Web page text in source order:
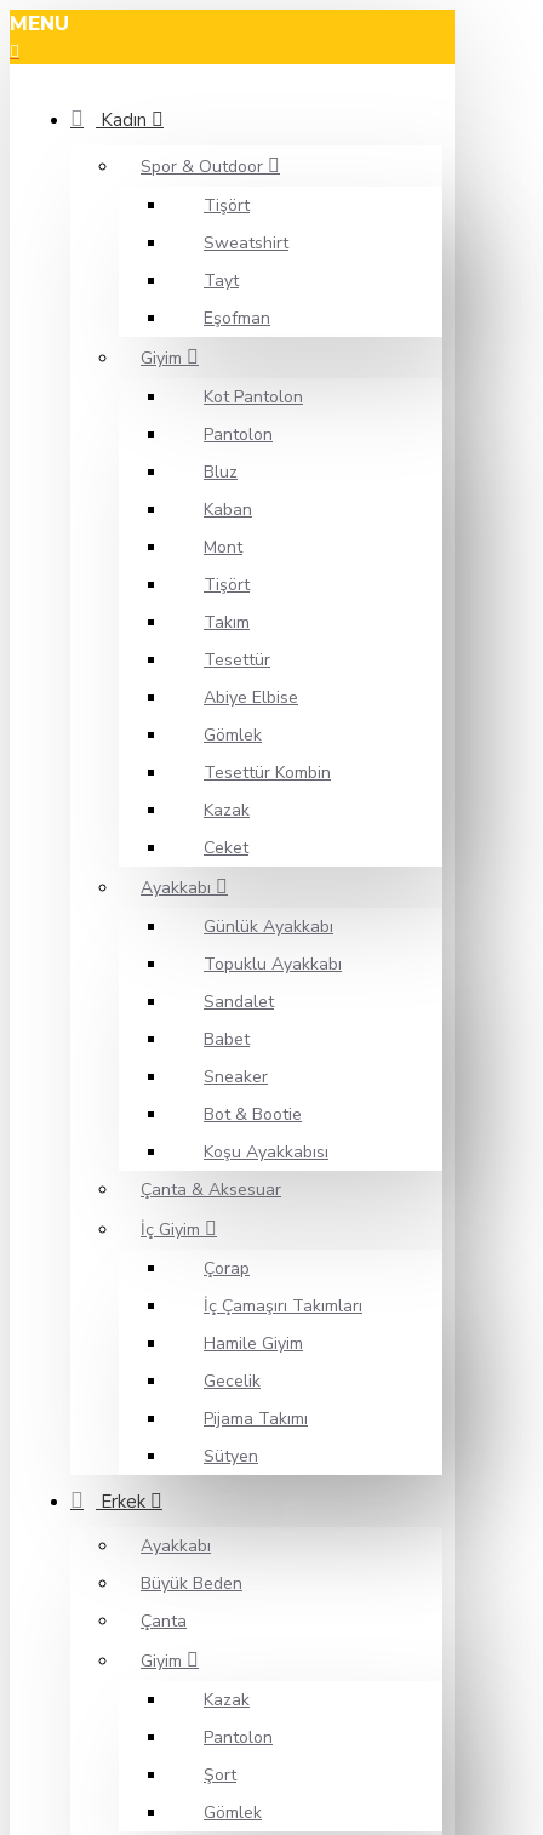
MENU
Kadın
Spor & Outdoor
Tişört
Sweatshirt
Tayt
Eşofman
Giyim
Kot Pantolon
Pantolon
Bluz
Kaban
Mont
Tişört
Takım
Tesettür
Abiye Elbise
Gömlek
Tesettür Kombin
Kazak
Ceket
Ayakkabı
Günlük Ayakkabı
Topuklu Ayakkabı
Sandalet
Babet
Sneaker
Bot & Bootie
Koşu Ayakkabısı
Çanta & Aksesuar
İç Giyim
Çorap
İç Çamaşırı Takımları
Hamile Giyim
Gecelik
Pijama Takımı
Sütyen
Erkek
Ayakkabı
Büyük Beden
Çanta
Giyim
Kazak
Pantolon
Şort
Gömlek